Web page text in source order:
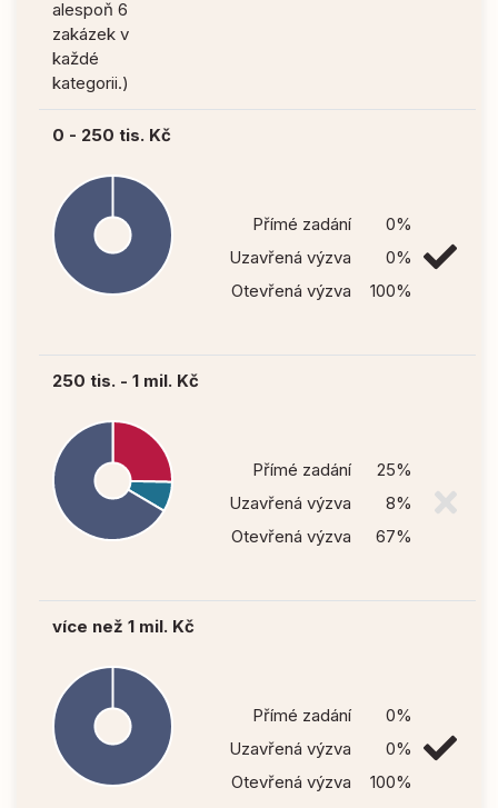
alespoň 6
zakázek v
každé
kategorii.)
0 - 250 tis. Kč
Přímé zadání
0%
Uzavřená výzva
0%
Otevřená výzva
100%
250 tis. - 1 mil. Kč
Přímé zadání
25%
Uzavřená výzva
8%
Otevřená výzva
67%
více než 1 mil. Kč
Přímé zadání
0%
Uzavřená výzva
0%
Otevřená výzva
100%